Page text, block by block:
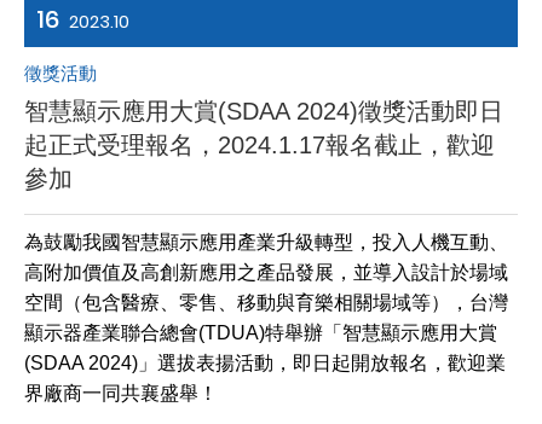
16 2023.10
徵獎活動
智慧顯示應用大賞(SDAA 2024)徵獎活動即日
起正式受理報名，2024.1.17報名截止，歡迎
參加
為鼓勵我國智慧顯示應用產業升級轉型，投入人機互動、
高附加價值及高創新應用之產品發展，並導入設計於場域
空間（包含醫療、零售、移動與育樂相關場域等），台灣
顯示器產業聯合總會(TDUA)特舉辦「智慧顯示應用大賞
(SDAA 2024)」選拔表揚活動，即日起開放報名，歡迎業
界廠商一同共襄盛舉！